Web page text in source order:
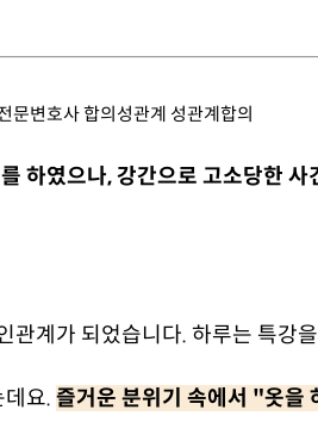
하였으나, 강간으로 고소당한 사
관계가 되었습니다. 하루는 특강
요. 즐거운 분위기 속에서 "옷을